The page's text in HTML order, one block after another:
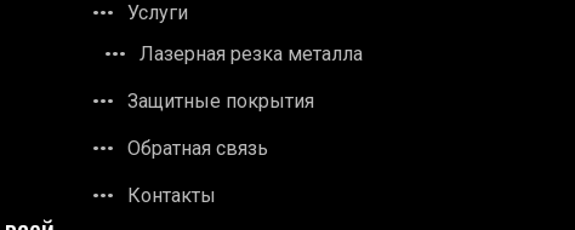
Услуги
Лазерная резка металла
Защитные покрытия
Обратная связь
Контакты